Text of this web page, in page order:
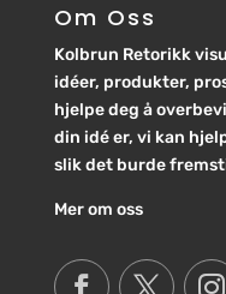
Om Oss
Kolbrun Retorikk
idéer, produkter,
hjelpe deg å
din idé er, vi kan
slik det burde
Mer om oss